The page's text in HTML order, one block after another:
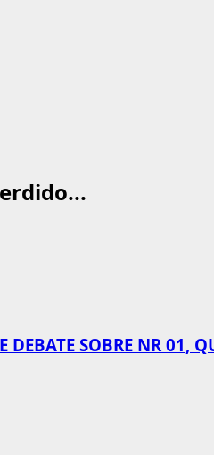
DEBATE SOBRE NR 01,